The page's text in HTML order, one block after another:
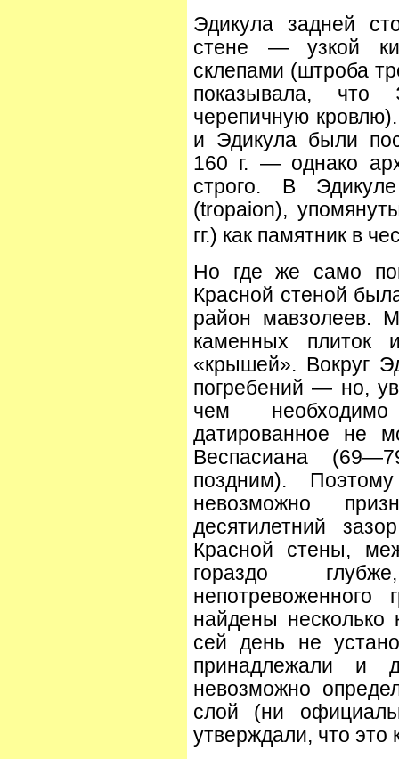
Эдикула задней
стене — узкой
склепами (штроба
показывала, что
черепичную
и Эдикула были
160 г. — однако
строго. В
(tropaion),
гг.) как памятник в
Но где же само
Красной стеной
район мавзолеев.
каменных плиток
«крышей». Вокруг
погребений — но,
чем
датированное не
Веспасиана
поздним).
невозможно
десятилетний
Красной стены,
гораздо
найдены
сей день не
принадлежали и
невозможно
слой (ни
утверждали, что это